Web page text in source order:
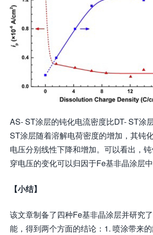
AS- ST涂层的钝化电流密度比DT- ST涂
ST涂层随着溶解电荷密度的增加，其钝
电压分别线性下降和增加。可以看出，
穿电压的变化可以归因于Fe基非晶涂层中
【小结】
该文章制备了四种Fe基非晶涂层并研究
能，得到两个方面的结论：1. 喷涂带来的